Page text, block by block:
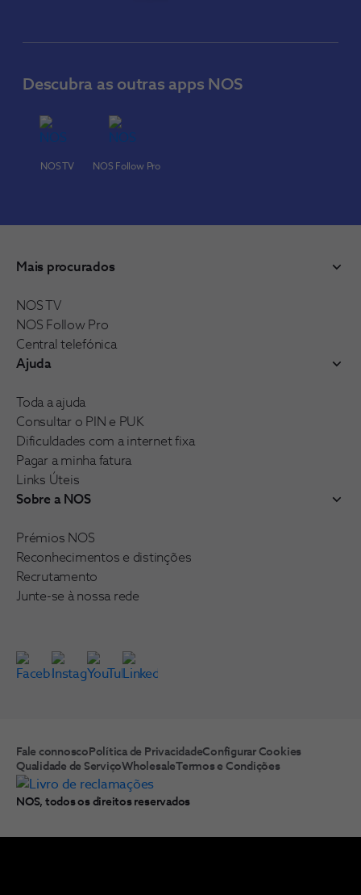
Descubra as outras apps NOS
NOS TV NOS Follow Pro
Mais procurados
NOS TV
NOS Follow Pro
Central telefónica
Ajuda
Toda a ajuda
Consultar o PIN e PUK
Dificuldades com a internet fixa
Pagar a minha fatura
Links Úteis
Sobre a NOS
Prémios NOS
Reconhecimentos e distinções
Recrutamento
Junte-se à nossa rede
Fale connosco Política de PrivacidadeConfigurar Cookies
Qualidade de ServiçoWholesaleTermos e Condições
NOS, todos os direitos reservados